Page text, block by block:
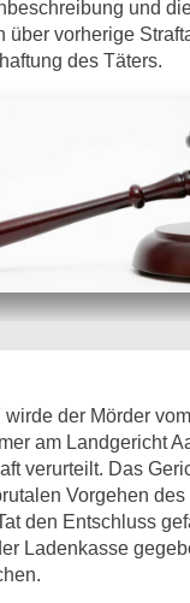
und
über vorherige
des Täters.
wirde der Mörder
am Landgericht
verurteilt. Das
Vorgehen
den Entschluss
Ladenkasse